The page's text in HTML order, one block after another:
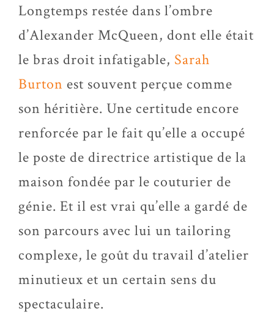
Longtemps restée dans l’ombre
d’Alexander McQueen, dont elle était
le bras droit infatigable, Sarah
Burton est souvent perçue comme
son héritière. Une certitude encore
renforcée par le fait qu’elle a occupé
le poste de directrice artistique de la
maison fondée par le couturier de
génie. Et il est vrai qu’elle a gardé de
son parcours avec lui un tailoring
complexe, le goût du travail d’atelier
minutieux et un certain sens du
spectaculaire.